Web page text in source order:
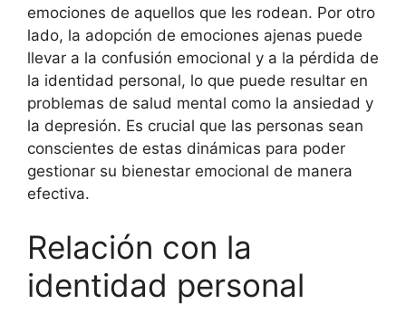
emociones de aquellos que les rodean. Por otro
lado, la adopción de emociones ajenas puede
llevar a la confusión emocional y a la pérdida de
la identidad personal, lo que puede resultar en
problemas de salud mental como la ansiedad y
la depresión. Es crucial que las personas sean
conscientes de estas dinámicas para poder
gestionar su bienestar emocional de manera
efectiva.
Relación con la
identidad personal